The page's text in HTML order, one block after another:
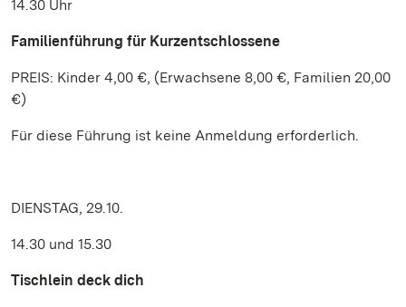
14.30 Uhr
Familienführung für Kurzentschlossene
PREIS: Kinder 4,00 €, (Erwachsene 8,00 €, Familien 20,00
€)
Für diese Führung ist keine Anmeldung erforderlich.
DIENSTAG, 29.10.
14.30 und 15.30
Tischlein deck dich